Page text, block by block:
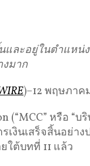
ละอยู่ในตำแหน่
มาก
)–12 พฤษภาค
หรือ “บ
เงินเสร็จสิ้นอย่า
ใต้บทที่ 11 แล้ว